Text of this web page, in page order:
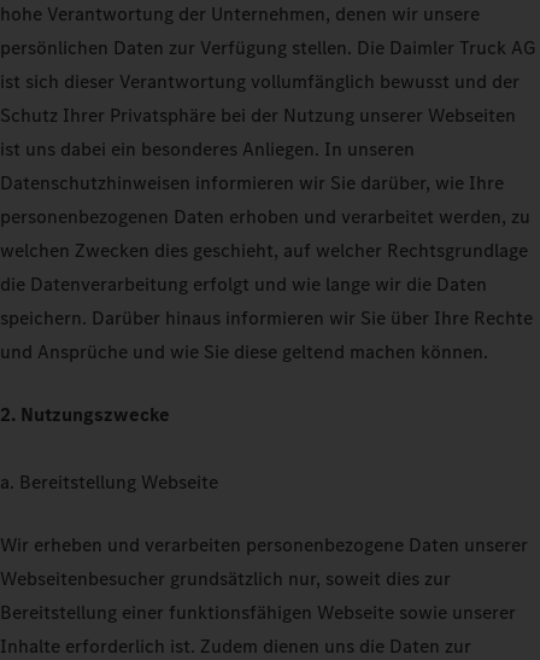
hohe Verantwortung der Unternehmen, denen wir unsere
persönlichen Daten zur Verfügung stellen. Die Daimler Truck AG
ist sich dieser Verantwortung vollumfänglich bewusst und der
Schutz Ihrer Privatsphäre bei der Nutzung unserer Webseiten
ist uns dabei ein besonderes Anliegen. In unseren
Datenschutzhinweisen informieren wir Sie darüber, wie Ihre
personenbezogenen Daten erhoben und verarbeitet werden, zu
welchen Zwecken dies geschieht, auf welcher Rechtsgrundlage
die Datenverarbeitung erfolgt und wie lange wir die Daten
speichern. Darüber hinaus informieren wir Sie über Ihre Rechte
und Ansprüche und wie Sie diese geltend machen können.
2. Nutzungszwecke
a. Bereitstellung Webseite
Wir erheben und verarbeiten personenbezogene Daten unserer
Webseitenbesucher grundsätzlich nur, soweit dies zur
Bereitstellung einer funktionsfähigen Webseite sowie unserer
Inhalte erforderlich ist. Zudem dienen uns die Daten zur